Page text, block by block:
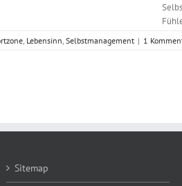
, Lebensinn, Selbstmanagement | 1
Sitemap